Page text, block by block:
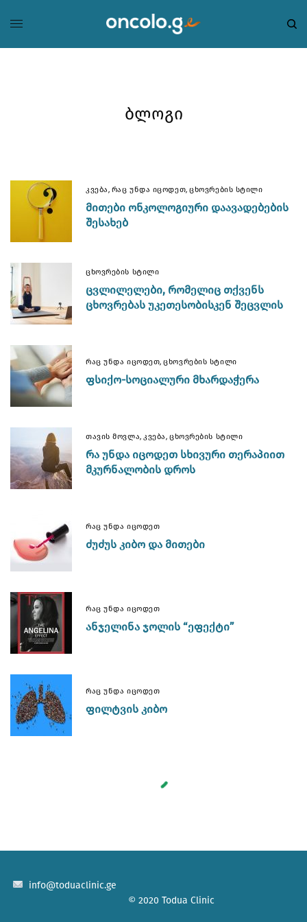
ბლოგი
ᲙᲕᲔᲑᲐ , ᲠᲐᲪ ᲣᲜᲓᲐ ᲘᲪᲝᲓᲔᲗ,ᲪᲮᲝᲕᲠᲔᲑᲘᲡ ᲡᲢᲘᲚᲘ
ᲛᲘᲗᲔᲑᲘ ᲝᲜᲙᲝᲚᲝᲒᲘᲣᲠᲘ ᲓᲐᲐᲕᲐᲓᲔᲑᲔᲑᲘᲡ
ᲨᲔᲡᲐᲮᲔᲑ
ᲪᲮᲝᲕᲠᲔᲑᲘᲡ ᲡᲢᲘᲚᲘ
ᲪᲕᲚᲘᲚᲔᲚᲔᲑᲘ, ᲠᲝᲛᲔᲚᲘᲪ ᲗᲥᲕᲔᲜᲡ
ᲪᲮᲝᲕᲠᲔᲑᲐᲡ ᲣᲙᲔᲗᲔᲡᲝᲑᲘᲡᲙᲔᲜ ᲨᲔᲪᲕᲚᲘᲡ
ᲠᲐᲪ ᲣᲜᲓᲐ ᲘᲪᲝᲓᲔᲗ,ᲪᲮᲝᲕᲠᲔᲑᲘᲡ ᲡᲢᲘᲚᲘ
ᲤᲡᲘᲥᲝ-ᲡᲝᲪᲘᲐᲚᲣᲠᲘ ᲛᲮᲐᲠᲓᲐᲭᲔᲠᲐ
ᲗᲐᲕᲘᲡ ᲛᲝᲕᲚᲐ, ᲙᲕᲔᲑᲐ ,ᲪᲮᲝᲕᲠᲔᲑᲘᲡ ᲡᲢᲘᲚᲘ
ᲠᲐ ᲣᲜᲓᲐ ᲘᲪᲝᲓᲔᲗ ᲡᲮᲘᲕᲣᲠᲘ ᲗᲔᲠᲐᲞᲘᲘᲗ
ᲛᲙᲣᲠᲜᲐᲚᲝᲑᲘᲡ ᲓᲠᲝᲡ
ᲠᲐᲪ ᲣᲜᲓᲐ ᲘᲪᲝᲓᲔᲗ
ᲫᲣᲫᲣᲡ ᲙᲘᲑᲝ ᲓᲐ ᲛᲘᲗᲔᲑᲘ
ᲠᲐᲪ ᲣᲜᲓᲐ ᲘᲪᲝᲓᲔᲗ
ᲐᲜᲯᲔᲚᲘᲜᲐ ᲯᲝᲚᲘᲡ “ᲔᲤᲔᲥᲢᲘ”
ᲠᲐᲪ ᲣᲜᲓᲐ ᲘᲪᲝᲓᲔᲗ
ᲤᲘᲚᲢᲕᲘᲡ ᲙᲘᲑᲝ
info@toduaclinic.ge
© 2020 Todua Clinic